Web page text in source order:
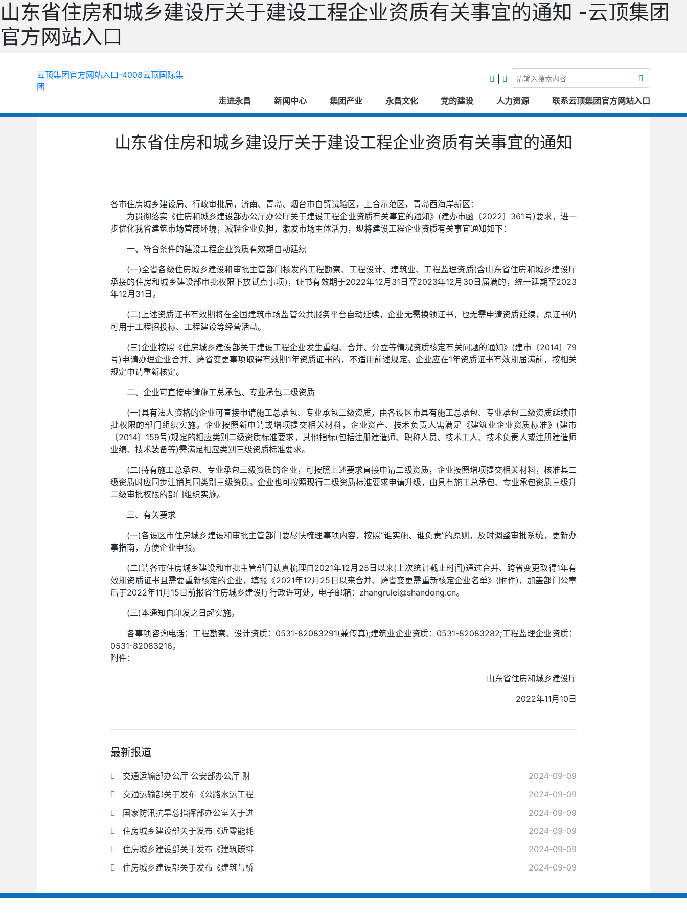
山东省住房和城乡建设厅关于建设工程企业资质有关事宜的通知 -云顶集团
官方网站入口
云顶集团官方网站入口-4008云顶国际集
团
走进永昌 新闻中心 集团产业 永昌文化 党的建设 人力资源 联系云顶集团官方网站入口
山东省住房和城乡建设厅关于建设工程企业资质有关事宜的通知
各市住房城乡建设局、行政审批局，济南、青岛、烟台市自贸试验区，上合示范区，青岛西海岸新区：
为贯彻落实《住房和城乡建设部办公厅办公厅关于建设工程企业资质有关事宜的通知》(建办市函〔2022〕361号)要求，进一
步优化我省建筑市场营商环境，减轻企业负担，激发市场主体活力，现将建设工程企业资质有关事宜通知如下：
一、符合条件的建设工程企业资质有效期自动延续
(一)全省各级住房城乡建设和审批主管部门核发的工程勘察、工程设计、建筑业、工程监理资质(含山东省住房和城乡建设厅
承接的住房和城乡建设部审批权限下放试点事项)，证书有效期于2022年12月31日至2023年12月30日届满的，统一延期至2023
年12月31日。
(二)上述资质证书有效期将在全国建筑市场监管公共服务平台自动延续，企业无需换领证书，也无需申请资质延续，原证书仍
可用于工程招投标、工程建设等经营活动。
(三)企业按照《住房城乡建设部关于建设工程企业发生重组、合并、分立等情况资质核定有关问题的通知》(建市〔2014〕79
号)申请办理企业合并、跨省变更事项取得有效期1年资质证书的，不适用前述规定。企业应在1年资质证书有效期届满前，按相关
规定申请重新核定。
二、企业可直接申请施工总承包、专业承包二级资质
(一)具有法人资格的企业可直接申请施工总承包、专业承包二级资质，由各设区市具有施工总承包、专业承包二级资质延续审
批权限的部门组织实施。企业按照新申请或增项提交相关材料，企业资产、技术负责人需满足《建筑业企业资质标准》(建市
〔2014〕159号)规定的相应类别二级资质标准要求，其他指标(包括注册建造师、职称人员、技术工人、技术负责人或注册建造师
业绩、技术装备等)需满足相应类别三级资质标准要求。
(二)持有施工总承包、专业承包三级资质的企业，可按照上述要求直接申请二级资质，企业按照增项提交相关材料，核准其二
级资质时应同步注销其同类别三级资质。企业也可按照现行二级资质标准要求申请升级，由具有施工总承包、专业承包资质三级升
二级审批权限的部门组织实施。
三、有关要求
(一)各设区市住房城乡建设和审批主管部门要尽快梳理事项内容，按照“谁实施、谁负责”的原则，及时调整审批系统，更新办
事指南，方便企业申报。
(二)请各市住房城乡建设和审批主管部门认真梳理自2021年12月25日以来(上次统计截止时间)通过合并、跨省变更取得1年有
效期资质证书且需要重新核定的企业，填报《2021年12月25日以来合并、跨省变更需重新核定企业名单》(附件)，加盖部门公章
后于2022年11月15日前报省住房城乡建设厅行政许可处，电子邮箱： zhangrulei@shandong.cn。
(三)本通知自印发之日起实施。
各事项咨询电话：工程勘察、设计资质：0531-82083291(兼传真);建筑业企业资质：0531-82083282;工程监理企业资质：
0531-82083216。
附件：
山东省住房和城乡建设厅
2022年11月10日
最新报道
交通运输部办公厅 公安部办公厅 财
2024-09-09
交通运输部关于发布《公路水运工程
2024-09-09
国家防汛抗旱总指挥部办公室关于进
2024-09-09
住房城乡建设部关于发布《近零能耗
2024-09-09
住房城乡建设部关于发布《建筑碳排
2024-09-09
住房城乡建设部关于发布《建筑与桥
2024-09-09